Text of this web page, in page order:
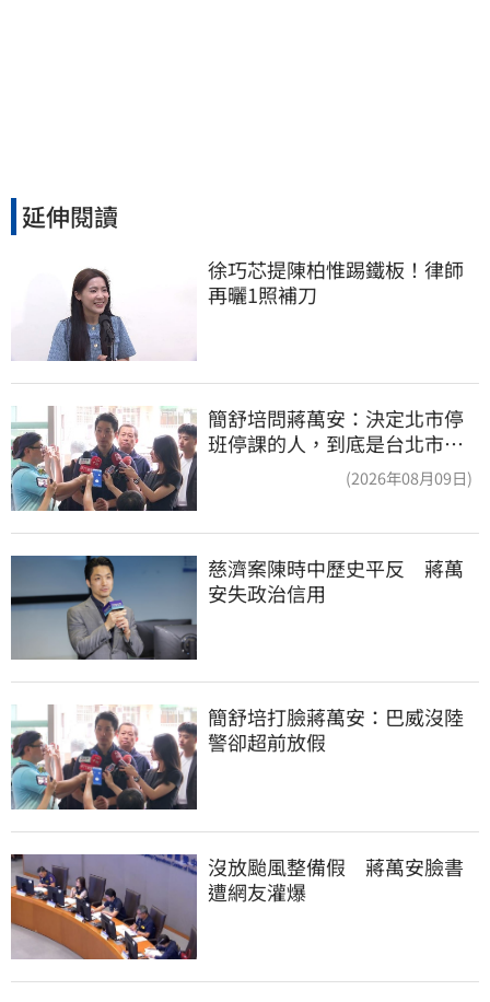
延伸閱讀
徐巧芯提陳柏惟踢鐵板！律師
再曬1照補刀
簡舒培問蔣萬安：決定北市停
班停課的人，到底是台北市
長，還是氣象署？(2026年08月09日)
慈濟案陳時中歷史平反　蔣萬
安失政治信用
簡舒培打臉蔣萬安：巴威沒陸
警卻超前放假
沒放颱風整備假　蔣萬安臉書
遭網友灌爆